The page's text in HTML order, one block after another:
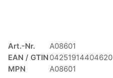
Art.-Nr.
A08601
EAN / GTIN 04251914404620
MPN
A08601